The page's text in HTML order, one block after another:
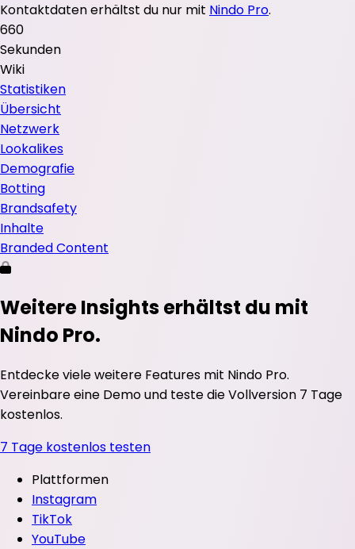
Kontaktdaten erhältst du nur mit Nindo Pro.
660
Sekunden
Wiki
Statistiken
Übersicht
Netzwerk
Lookalikes
Demografie
Botting
Brandsafety
Inhalte
Branded Content
Weitere Insights erhältst du mit
Nindo Pro.
Entdecke viele weitere Features mit Nindo Pro.
Vereinbare eine Demo und teste die Vollversion 7 Tage
kostenlos.
7 Tage kostenlos testen
Plattformen
Instagram
TikTok
YouTube